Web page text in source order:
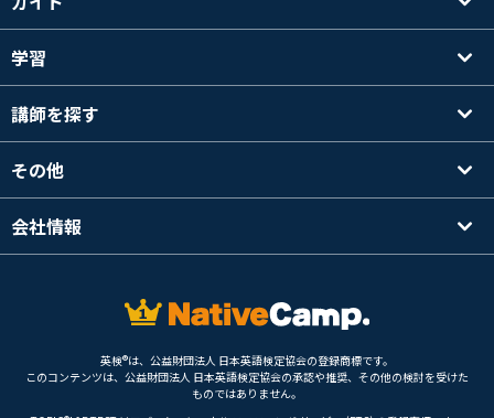
学習
講師を探す
その他
会社情報
英検®は、公益財団法人 日本英語検定協会の登録商標です。
このコンテンツは、公益財団法人 日本英語検定協会の承認や推奨、その他の検討を受けた
ものではありません。